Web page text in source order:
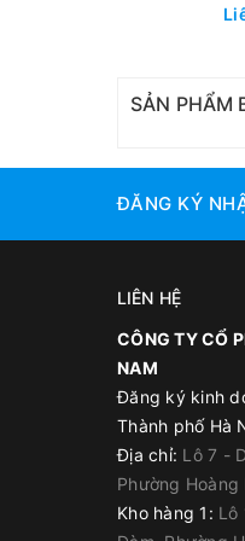
Phản
SẢN PHẨM
ĐĂNG KÝ
LIÊN HỆ
CÔNG TY CỔ
NAM
Đăng ký kinh
Thành phố Hà
Địa chỉ: Lô 7 -
Phường Hoàng
Kho hàng 1: Lô